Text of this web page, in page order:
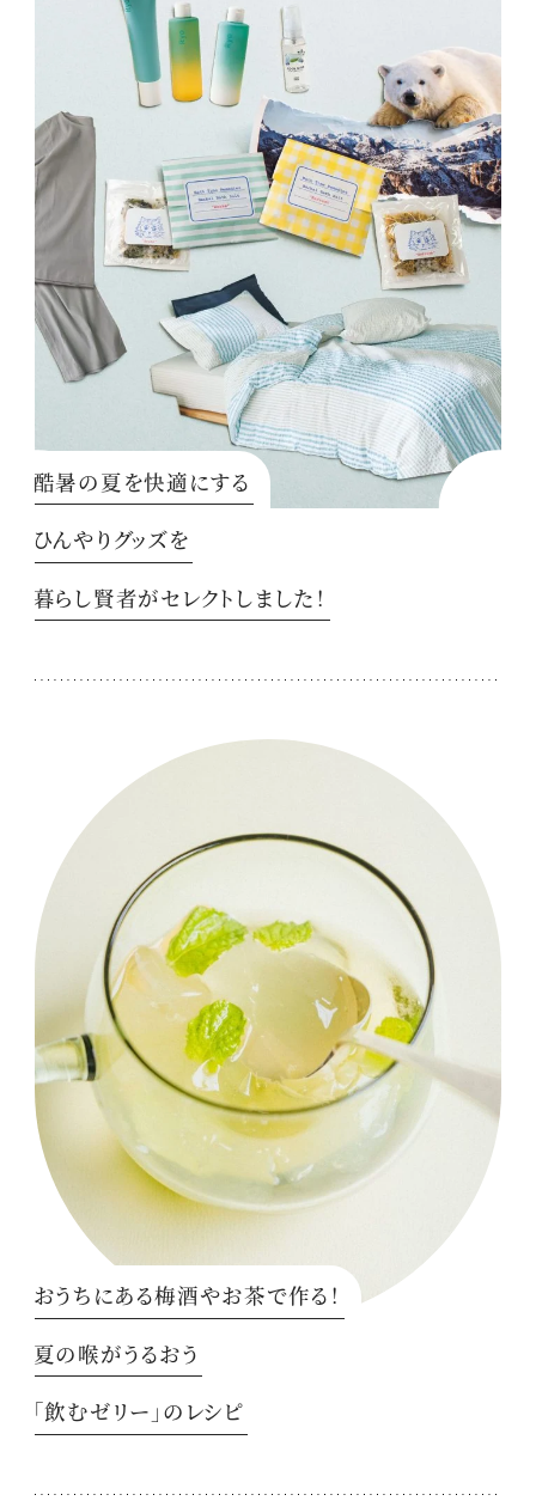
酷暑の夏を快適にする
ひんやりグッズを
暮らし賢者がセレクトしました！
おうちにある梅酒やお茶で作る！
夏の喉がうるおう
「飲むゼリー」のレシピ